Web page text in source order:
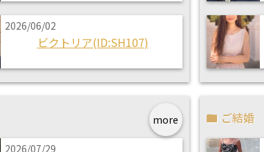
2026/06/02
ビクトリア(ID:SH107)
more
2026/07/29
ご結婚